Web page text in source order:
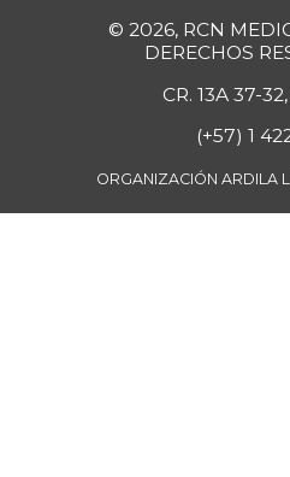
© 2026, RCN
DERECHOS
CR. 13A 37-
(+57) 1
ORGANIZACIÓN ARDILA